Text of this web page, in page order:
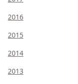
2016
2015
2014
2013